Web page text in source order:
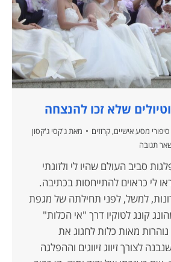
שלא זכו להנצחה
סיפורי מסע אישיים, קרוזים מאת ג'קסי ג'קסון
תגובה
סביב העולם שהיו לי ולזוגתי
לי כראוים להתייחסות בכתיבה.
למשל, לפני תחילתה של מגפת
קונג לטוקיו דרך "אי הכלות"
נוהרות מאות כלות לחגוג את
לצורך זיווג זיווגים וההפלגה